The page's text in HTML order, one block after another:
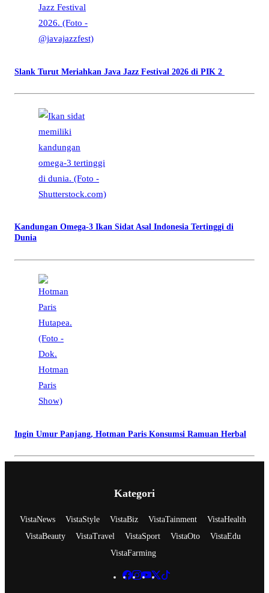
Slank Turut Meriahkan Java Jazz Festival 2026 di PIK 2
Kandungan Omega-3 Ikan Sidat Asal Indonesia Tertinggi di
Dunia
Ingin Umur Panjang, Hotman Paris Konsumsi Ramuan Herbal
Kategori
VistaNews VistaStyle VistaBiz VistaTainment
VistaHealth
VistaBeauty
VistaTravel VistaSport VistaOto
VistaEdu
VistaFarming